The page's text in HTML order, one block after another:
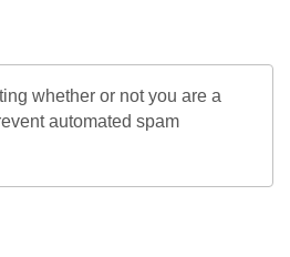
whether or not you are a
automated spam